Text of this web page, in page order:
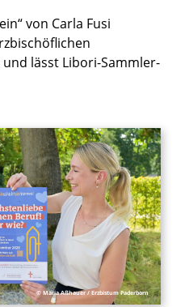
von Carla Fusi
lässt Libori-Sammler-
© Maria Aßhauer / Erzbistum Paderborn